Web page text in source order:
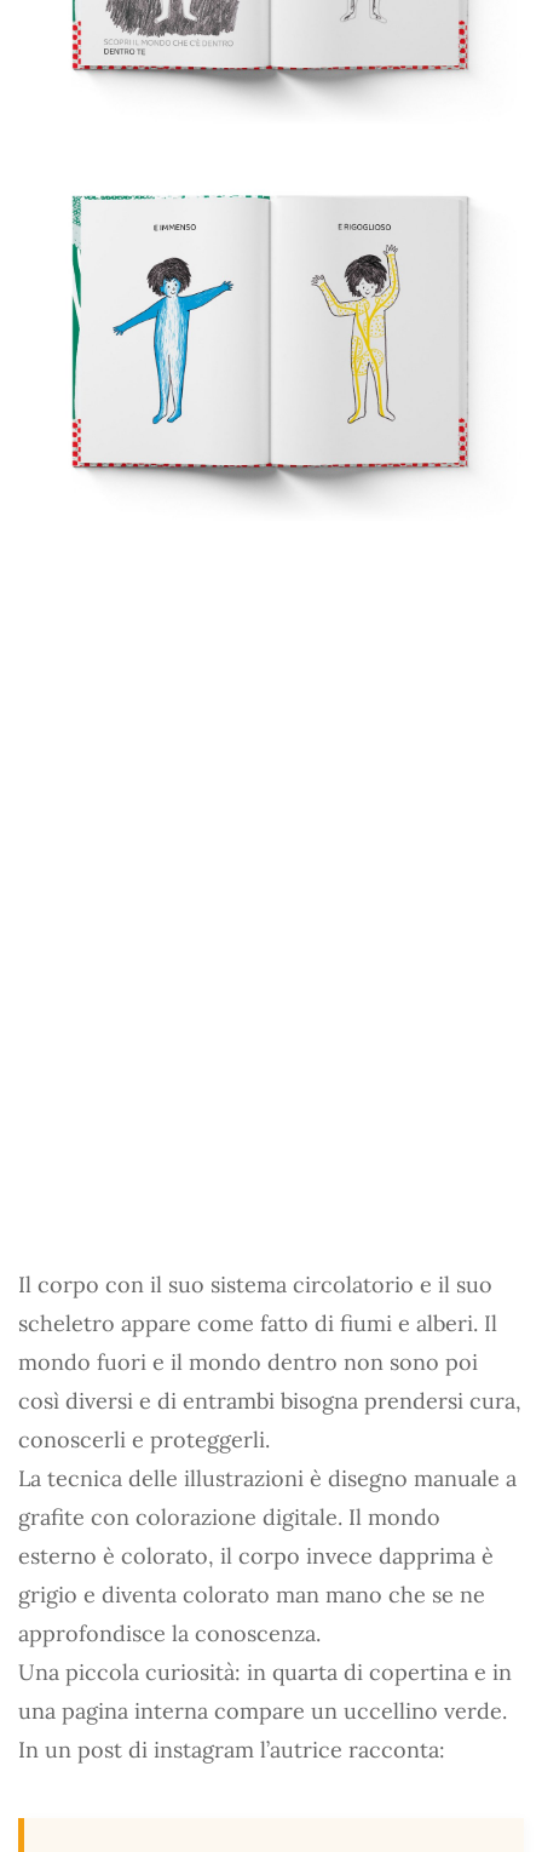
Il corpo con il suo sistema circolatorio e il suo
scheletro appare come fatto di fiumi e alberi. Il
mondo fuori e il mondo dentro non sono poi
così diversi e di entrambi bisogna prendersi cura,
conoscerli e proteggerli.
La tecnica delle illustrazioni è disegno manuale a
grafite con colorazione digitale. Il mondo
esterno è colorato, il corpo invece dapprima è
grigio e diventa colorato man mano che se ne
approfondisce la conoscenza.
Una piccola curiosità: in quarta di copertina e in
una pagina interna compare un uccellino verde.
In un post di instagram l’autrice racconta: